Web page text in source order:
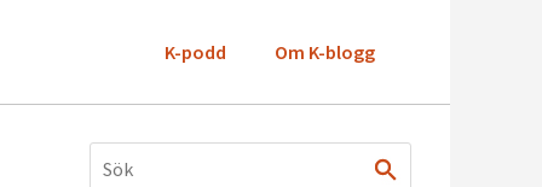
K-podd Om K-blogg